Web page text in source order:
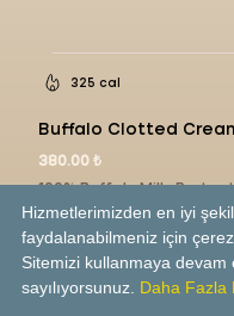
325 cal
Buffalo Clotted
380.00 ₺
100% Buffalo Milk,
(E290, E941) (70 gr)
Hizmetlerimizden en iyi
faydalanabilmeniz için
Sitemizi kullanmaya devam
sayılıyorsunuz. Daha Fazla